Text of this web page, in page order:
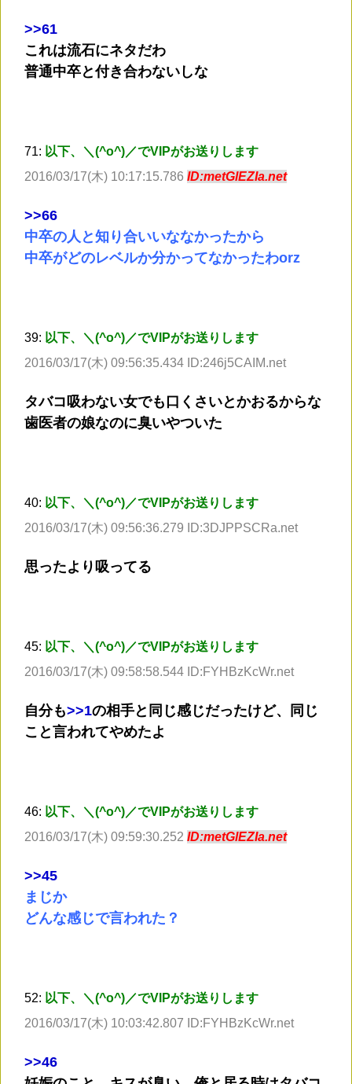
>>61
これは流石にネタだわ
普通中卒と付き合わないしな
71: 以下、＼(^o^)／でVIPがお送りします
2016/03/17(木) 10:17:15.786 ID:metGlEZIa.net
>>66
中卒の人と知り合いいななかったから
中卒がどのレベルか分かってなかったわorz
39: 以下、＼(^o^)／でVIPがお送りします
2016/03/17(木) 09:56:35.434 ID:246j5CAIM.net
タバコ吸わない女でも口くさいとかおるからな
歯医者の娘なのに臭いやついた
40: 以下、＼(^o^)／でVIPがお送りします
2016/03/17(木) 09:56:36.279 ID:3DJPPSCRa.net
思ったより吸ってる
45: 以下、＼(^o^)／でVIPがお送りします
2016/03/17(木) 09:58:58.544 ID:FYHBzKcWr.net
自分も>>1の相手と同じ感じだったけど、同じ
こと言われてやめたよ
46: 以下、＼(^o^)／でVIPがお送りします
2016/03/17(木) 09:59:30.252 ID:metGlEZIa.net
>>45
まじか
どんな感じで言われた？
52: 以下、＼(^o^)／でVIPがお送りします
2016/03/17(木) 10:03:42.807 ID:FYHBzKcWr.net
>>46